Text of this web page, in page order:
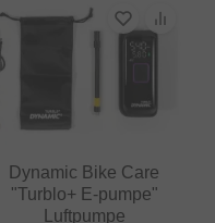
Dynamic Bike Care
"Turblo+ E-pumpe"
Luftpumpe